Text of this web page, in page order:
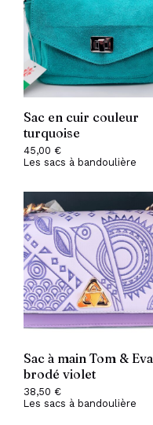
Sac en cuir couleur
turquoise
45,00 €
Les sacs à bandoulière
Sac à main Tom & Eva
brodé violet
38,50 €
Les sacs à bandoulière